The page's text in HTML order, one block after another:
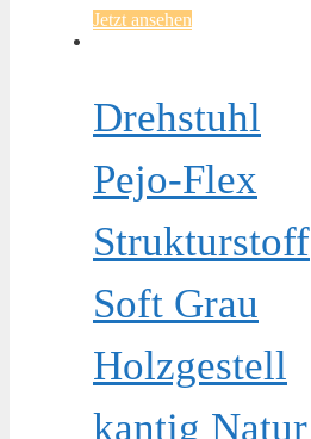
Jetzt ansehen
Drehstuhl
Pejo-Flex
Strukturstoff
Soft Grau
Holzgestell
kantig Natur